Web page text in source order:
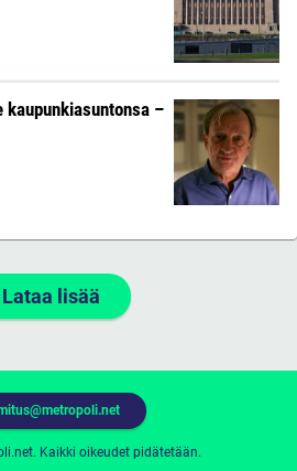
–
Lataa lisää
Kaikki oikeudet pidätetään.